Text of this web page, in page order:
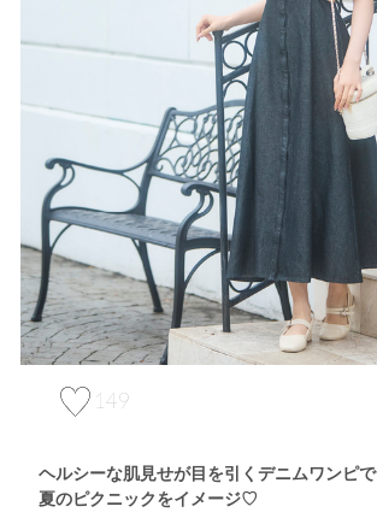
149
ヘルシーな肌見せが目を引くデニムワンピで
夏のピクニックをイメージ♡